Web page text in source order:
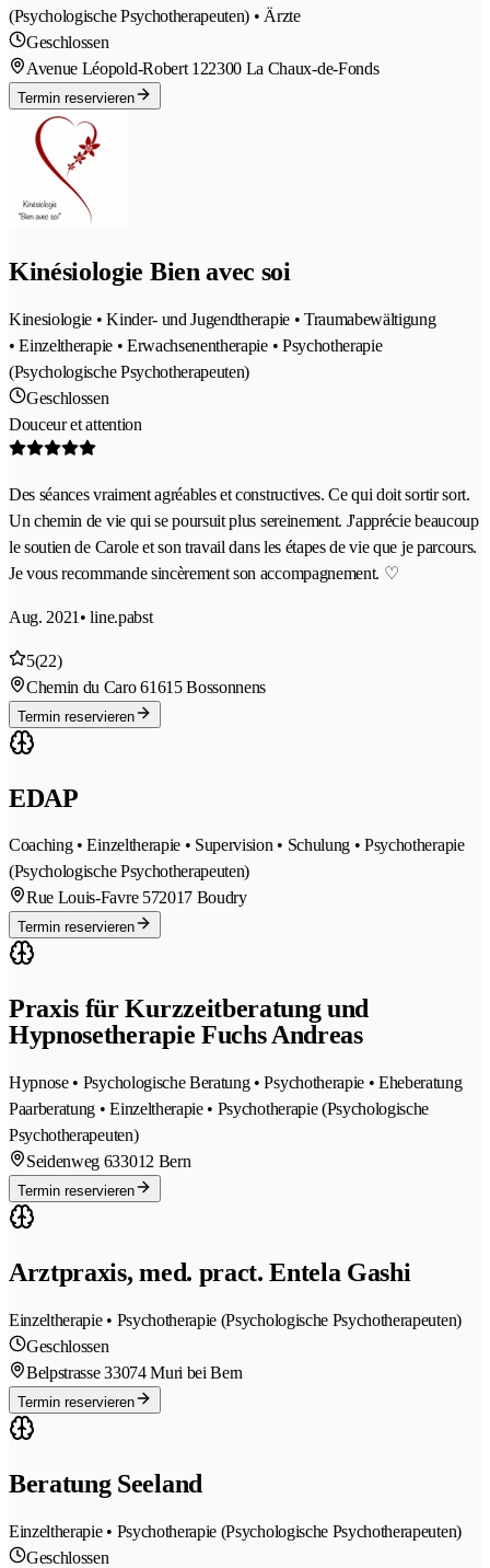
(Psychologische Psychotherapeuten) • Ärzte
Geschlossen
Avenue Léopold-Robert 122300 La Chaux-de-Fonds
Termin reservieren
Kinésiologie Bien avec soi
Kinesiologie • Kinder- und Jugendtherapie • Traumabewältigung
• Einzeltherapie • Erwachsenentherapie • Psychotherapie
(Psychologische Psychotherapeuten)
Geschlossen
Douceur et attention
Des séances vraiment agréables et constructives. Ce qui doit sortir sort.
Un chemin de vie qui se poursuit plus sereinement. J'apprécie beaucoup
le soutien de Carole et son travail dans les étapes de vie que je parcours.
Je vous recommande sincèrement son accompagnement. ♡
Aug. 2021 • line.pabst
5(22)
Chemin du Caro 61615 Bossonnens
Termin reservieren
EDAP
Coaching • Einzeltherapie • Supervision • Schulung • Psychotherapie
(Psychologische Psychotherapeuten)
Rue Louis-Favre 572017 Boudry
Termin reservieren
Praxis für Kurzzeitberatung und
Hypnosetherapie Fuchs Andreas
Hypnose • Psychologische Beratung • Psychotherapie • Eheberatung
Paarberatung • Einzeltherapie • Psychotherapie (Psychologische
Psychotherapeuten)
Seidenweg 633012 Bern
Termin reservieren
Arztpraxis, med. pract. Entela Gashi
Einzeltherapie • Psychotherapie (Psychologische Psychotherapeuten)
Geschlossen
Belpstrasse 33074 Muri bei Bern
Termin reservieren
Beratung Seeland
Einzeltherapie • Psychotherapie (Psychologische Psychotherapeuten)
Geschlossen